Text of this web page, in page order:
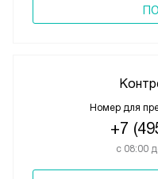
Номер для
+7
с 08:00